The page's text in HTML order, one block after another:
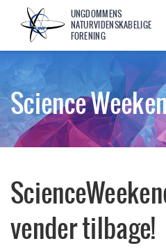
UNGDOMMENS
NATURVIDENSKABELIGE
FORENING
Science
vender tilbage!